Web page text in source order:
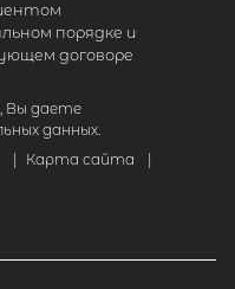
порядке и
договоре
Вы даете
данных.
Карта сайта